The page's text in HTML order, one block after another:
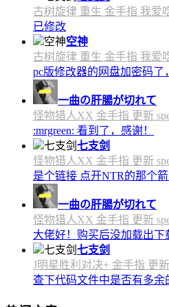
古树旋律 重生 金手指 我爱
已修改
空神
古树旋律 重生 金手指 我爱
pc版修改器的网盘加密码了
一曲の肝腸が切れて
怪物猎人XX 金手指 更新
:mrgreen: 看到了，感谢！
七支剑
怪物猎人XX 金手指 更新
是个链接 点开NTR的那个
一曲の肝腸が切れて
怪物猎人XX 金手指 更新
大佬好！购买后没加载出下
七支剑
J明星胜利对决+ 金手指 更
查下代码文件中是否有多余